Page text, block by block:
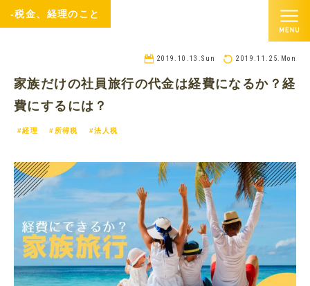
-税金、経理のこと
2019.10.13.Sun 2019.11.25.Mon
家族だけの社員旅行の代金は経費になるか？経
費にするには？
#経理 #所得税 #法人税